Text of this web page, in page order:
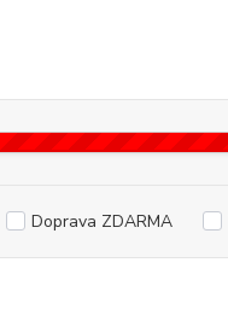
Doprava ZDARMA